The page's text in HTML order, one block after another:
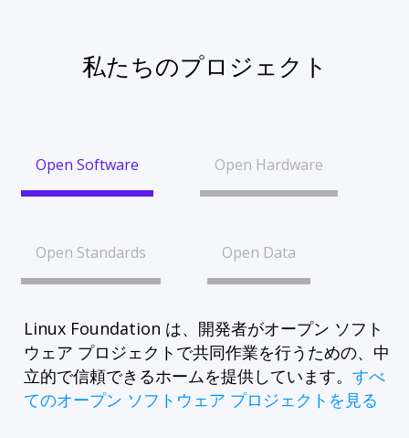
私たちのプロジェクト
Open Software Open Hardware
Open Standards Open Data
Linux Foundation は、開発者がオープン ソフト
ウェア プロジェクトで共同作業を行うための、中
立的で信頼できるホームを提供しています。 すべ
てのオープン ソフトウェア プロジェクトを見る